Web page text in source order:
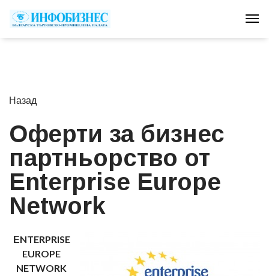
Назад
Оферти за бизнес
партньорство от
Еnterprise Europe
Network
ЕNTERPRISE
EUROPE
NETWORK